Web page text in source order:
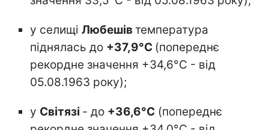
у селищі Любешівтемпература
піднялась до +37,9°С (попереднє
рекордне значення +34,6°С - від
05.08.1963 року);
у Світязі - до +36,6°С (попереднє